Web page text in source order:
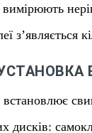
з’являється
дисків: